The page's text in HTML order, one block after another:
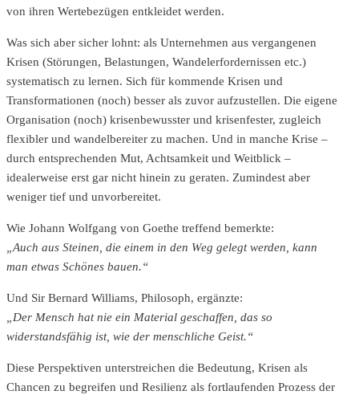
von ihren Wertebezügen entkleidet werden.
Was sich aber sicher lohnt: als Unternehmen aus vergangenen
Krisen (Störungen, Belastungen, Wandelerfordernissen etc.)
systematisch zu lernen. Sich für kommende Krisen und
Transformationen (noch) besser als zuvor aufzustellen. Die eigene
Organisation (noch) krisenbewusster und krisenfester, zugleich
flexibler und wandelbereiter zu machen. Und in manche Krise –
durch entsprechenden Mut, Achtsamkeit und Weitblick –
idealerweise erst gar nicht hinein zu geraten. Zumindest aber
weniger tief und unvorbereitet.
Wie Johann Wolfgang von Goethe treffend bemerkte:
„Auch aus Steinen, die einem in den Weg gelegt werden, kann
man etwas Schönes bauen.“
Und Sir Bernard Williams, Philosoph, ergänzte:
„Der Mensch hat nie ein Material geschaffen, das so
widerstandsfähig ist, wie der menschliche Geist.“
Diese Perspektiven unterstreichen die Bedeutung, Krisen als
Chancen zu begreifen und Resilienz als fortlaufenden Prozess der